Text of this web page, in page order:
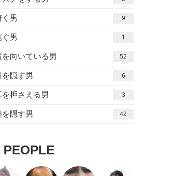
く男 9
ぐ男 1
を向いている男 52
を隠す男 6
を押さえる男 3
を隠す男 42
PEOPLE